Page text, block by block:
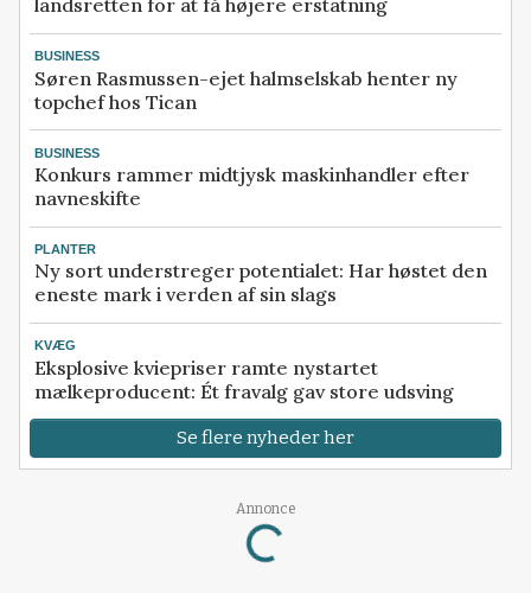
landsretten for at få højere erstatning
BUSINESS
Søren Rasmussen-ejet halmselskab henter ny
topchef hos Tican
BUSINESS
Konkurs rammer midtjysk maskinhandler efter
navneskifte
PLANTER
Ny sort understreger potentialet: Har høstet den
eneste mark i verden af sin slags
KVÆG
Eksplosive kviepriser ramte nystartet
mælkeproducent: Ét fravalg gav store udsving
Se flere nyheder her
Annonce
Loading...